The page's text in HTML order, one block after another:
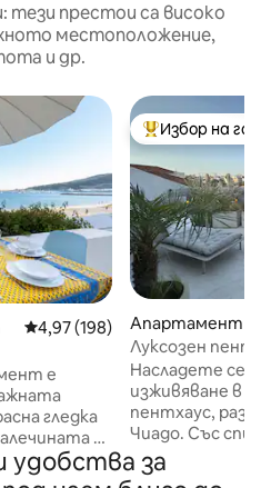
тези престои са високо
местоположение,
и др.
Средна оценка: 4,97 от 5,
4,97 (198)
е
гледка
за
от
малки
Най-популярен
Избор на
Апартамент –
Луксозен
Насладете се
изживяване в
пентхаус,
Чиадо. Със
града и реката,
таванско
удобства за